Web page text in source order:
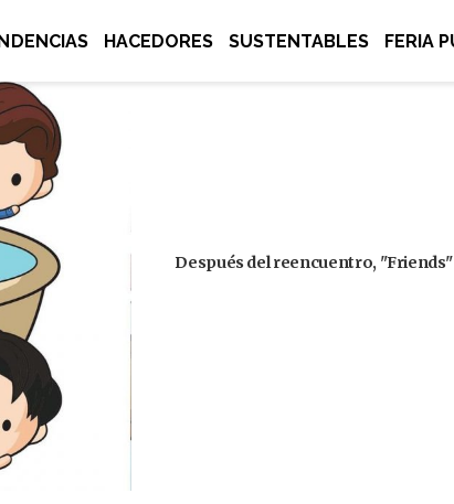
HACEDORES SUSTENTABLES FERIA
Después del reencuentro,